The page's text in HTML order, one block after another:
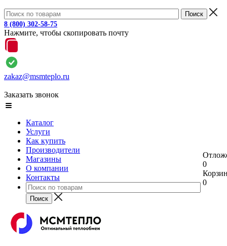
8 (800) 302-58-75
Нажмите, чтобы скопировать почту
zakaz@msmteplo.ru
Заказать звонок
Каталог
Услуги
Как купить
Производители
Магазины
О компании
Контакты
0
0